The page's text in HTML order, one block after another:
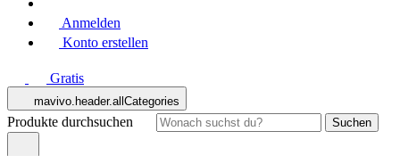
Anmelden
Konto erstellen
Gratis
mavivo.header.allCategories
Produkte durchsuchen Suchen